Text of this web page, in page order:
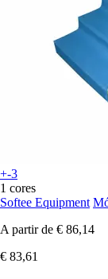
+-3
1 cores
Softee Equipment
A partir de € 86,14
€ 83,61